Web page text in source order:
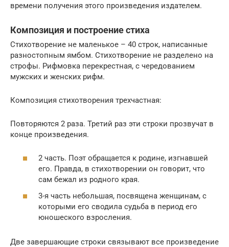
времени получения этого произведения издателем.
Композиция и построение стиха
Стихотворение не маленькое – 40 строк, написанные
разностопным ямбом. Стихотворение не разделено на
строфы. Рифмовка перекрестная, с чередованием
мужских и женских рифм.
Композиция стихотворения трехчастная:
Повторяются 2 раза. Третий раз эти строки прозвучат в
конце произведения.
2 часть. Поэт обращается к родине, изгнавшей
его. Правда, в стихотворении он говорит, что
сам бежал из родного края.
3-я часть небольшая, посвящена женщинам, с
которыми его сводила судьба в период его
юношеского взросления.
Две завершающие строки связывают все произведение